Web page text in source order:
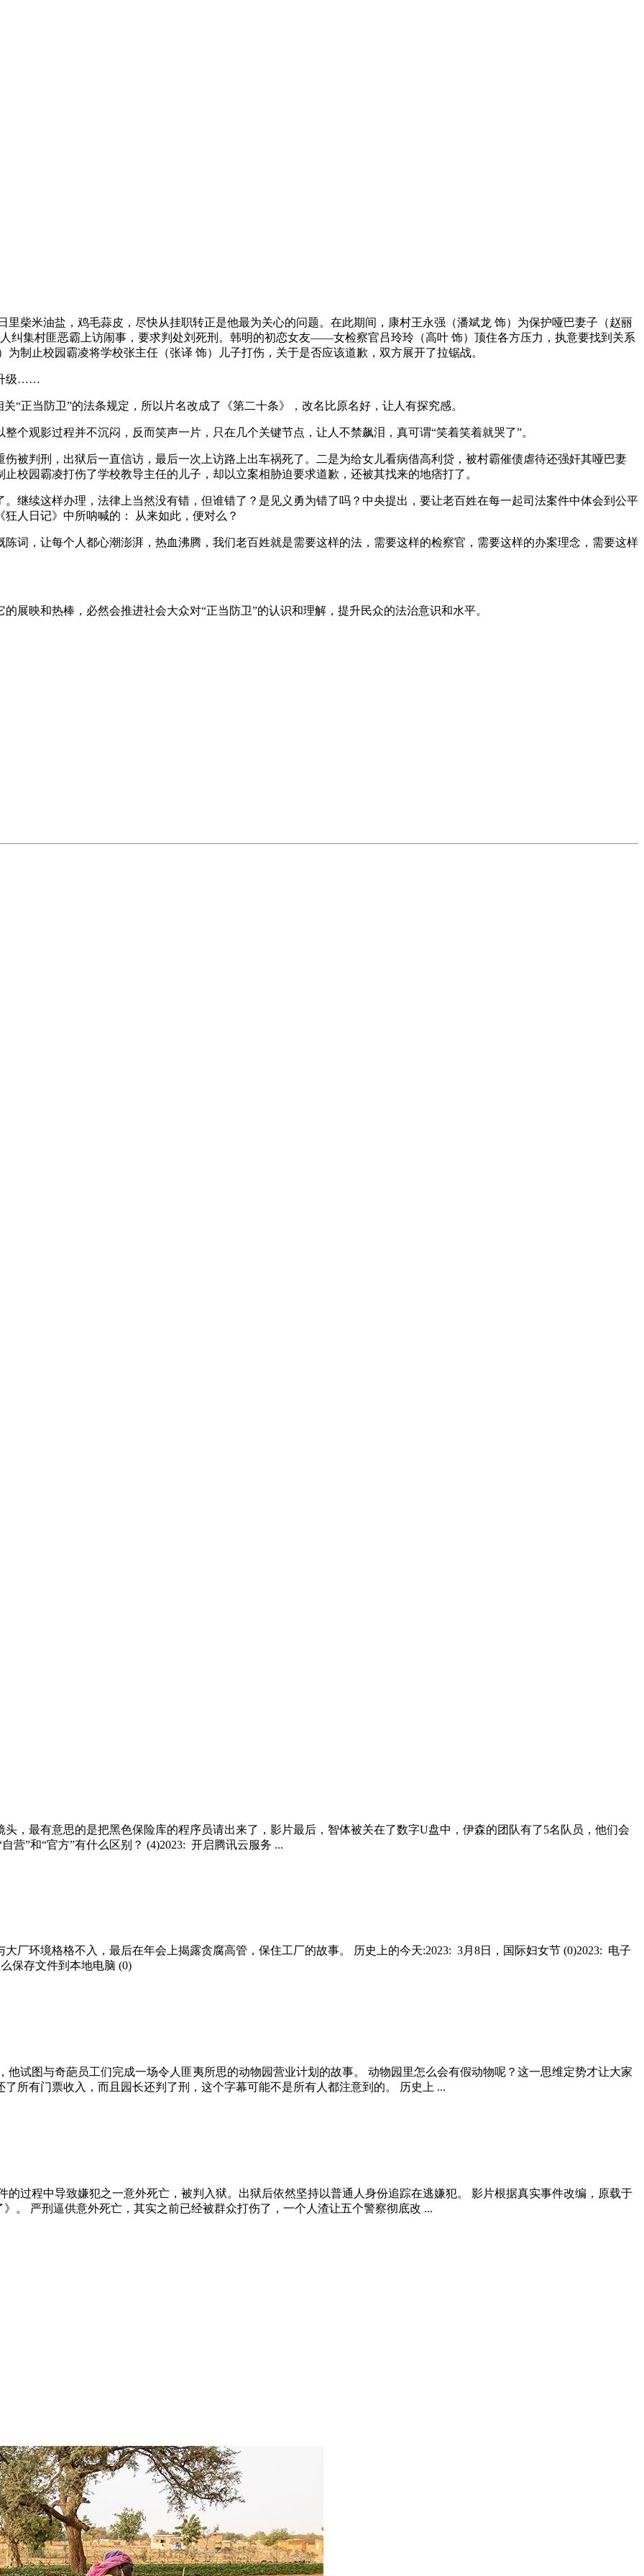
柴米油盐，鸡毛蒜皮，尽快从挂职转正是他最为关心的问题。在此期间，康村王永强（潘斌龙 饰）为保护哑巴妻子（赵丽
纠集村匪恶霸上访闹事，要求判处刘死刑。韩明的初恋女友——女检察官吕玲玲（高叶 饰）顶住各方压力，执意要找到关系
制止校园霸凌将学校张主任（张译 饰）儿子打伤，关于是否应该道歉，双方展开了拉锯战。
升级……
“正当防卫”的法条规定，所以片名改成了《第二十条》，改名比原名好，让人有探究感。
个观影过程并不沉闷，反而笑声一片，只在几个关键节点，让人不禁飙泪，真可谓“笑着笑着就哭了”。
被判刑，出狱后一直信访，最后一次上访路上出车祸死了。二是为给女儿看病借高利贷，被村霸催债虐待还强奸其哑巴妻
校园霸凌打伤了学校教导主任的儿子，却以立案相胁迫要求道歉，还被其找来的地痞打了。
继续这样办理，法律上当然没有错，但谁错了？是见义勇为错了吗？中央提出，要让老百姓在每一起司法案件中体会到公平
人日记》中所呐喊的： 从来如此，便对么？
词，让每个人都心潮澎湃，热血沸腾，我们老百姓就是需要这样的法，需要这样的检察官，需要这样的办案理念，需要这样
展映和热棒，必然会推进社会大众对“正当防卫”的认识和理解，提升民众的法治意识和水平。
，最有意思的是把黑色保险库的程序员请出来了，影片最后，智体被关在了数字U盘中，伊森的团队有了5名队员，他们会
营”和“官方”有什么区别？ (4)2023: 开启腾讯云服务 ...
厂环境格格不入，最后在年会上揭露贪腐高管，保住工厂的故事。 历史上的今天:2023: 3月8日，国际妇女节 (0)2023: 电子
保存文件到本地电脑 (0)
试图与奇葩员工们完成一场令人匪夷所思的动物园营业计划的故事。 动物园里怎么会有假动物呢？这一思维定势才让大家
所有门票收入，而且园长还判了刑，这个字幕可能不是所有人都注意到的。 历史上 ...
过程中导致嫌犯之一意外死亡，被判入狱。出狱后依然坚持以普通人身份追踪在逃嫌犯。 影片根据真实事件改编，原载于
。 严刑逼供意外死亡，其实之前已经被群众打伤了，一个人渣让五个警察彻底改 ...